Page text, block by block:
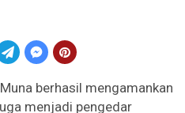
berhasil mengamankan
menjadi pengedar